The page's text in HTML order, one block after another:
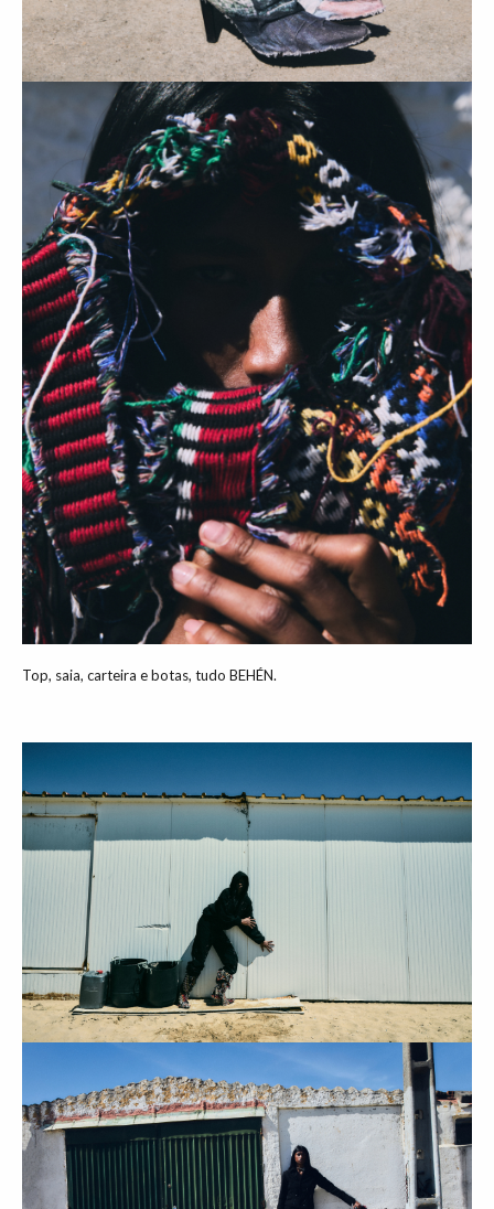
Top, saia, carteira e botas, tudo BEHÉN.